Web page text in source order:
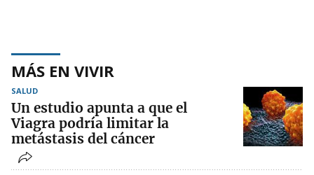
MÁS EN VIVIR
SALUD
Un estudio apunta a que el
Viagra podría limitar la
metástasis del cáncer